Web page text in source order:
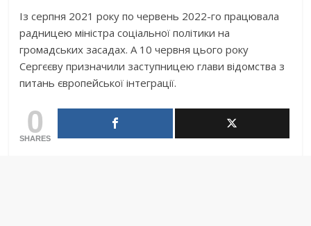
Із серпня 2021 року по червень 2022-го працювала
радницею міністра соціальної політики на
громадських засадах. А 10 червня цього року
Сергєєву призначили заступницею глави відомства з
питань європейської інтеграції.
0
SHARES